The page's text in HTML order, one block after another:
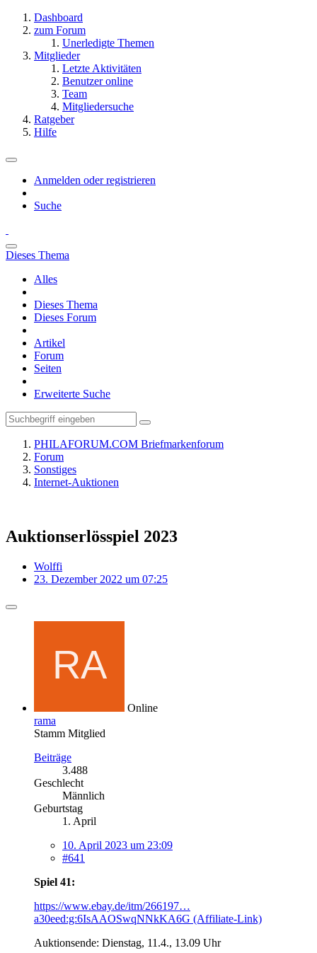
Dashboard
zum Forum
Unerledigte Themen
Mitglieder
Letzte Aktivitäten
Benutzer online
Team
Mitgliedersuche
Ratgeber
Hilfe
Anmelden oder registrieren
Suche
Dieses Thema
Alles
Dieses Thema
Dieses Forum
Artikel
Forum
Seiten
Erweiterte Suche
PHILAFORUM.COM Briefmarkenforum
Forum
Sonstiges
Internet-Auktionen
Auktionserlösspiel 2023
Wolffi
23. Dezember 2022 um 07:25
Online
rama
Stamm Mitglied
Beiträge
3.488
Geschlecht
Männlich
Geburtstag
1. April
10. April 2023 um 23:09
#641
Spiel 41:
https://www.ebay.de/itm/266197…
a30eed:g:6IsAAOSwqNNkKA6G (Affiliate-Link)
Auktionsende: Dienstag, 11.4., 13.09 Uhr